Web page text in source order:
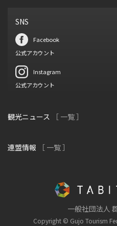
SNS
Facebook
公式アカウント
Instagram
公式アカウント
観光ニュース ［ 一覧 ］
連盟情報 ［ 一覧 ］
一般社団法人
Copyright © Gujo Tourism